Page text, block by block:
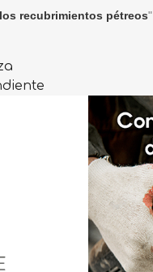
recubrimientos pétreos"